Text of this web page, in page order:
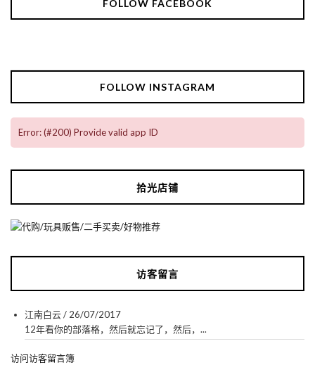
FOLLOW FACEBOOK
FOLLOW INSTAGRAM
Error: (#200) Provide valid app ID
拾光店铺
访客留言
江南白云/ 26/07/2017
12年看你的部落格，然后就忘记了，然后，...
访问访客留言簿